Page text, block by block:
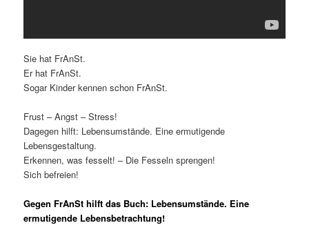
Sie hat FrAnSt.
Er hat FrAnSt.
Sogar Kinder kennen schon FrAnSt.
Frust – Angst – Stress!
Dagegen hilft: Lebensumstände. Eine ermutigende
Lebensgestaltung.
Erkennen, was fesselt! – Die Fesseln sprengen!
Sich befreien!
Gegen FrAnSt hilft das Buch: Lebensumstände. Eine
ermutigende Lebensbetrachtung!